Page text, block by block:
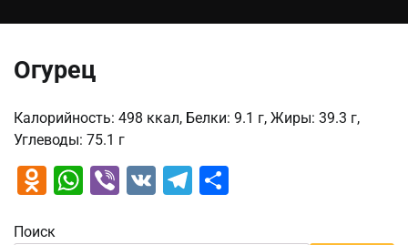
Огурец
Калорийность: 498 ккал, Белки: 9.1 г, Жиры: 39.3 г,
Углеводы: 75.1 г
Odnoklassniki
WhatsApp
Viber
VK Telegram
Поиск